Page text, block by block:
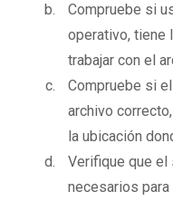
Compruebe si
operativo, tiene
trabajar con el
Compruebe si
archivo
la ubicación
Verifique que
necesarios para